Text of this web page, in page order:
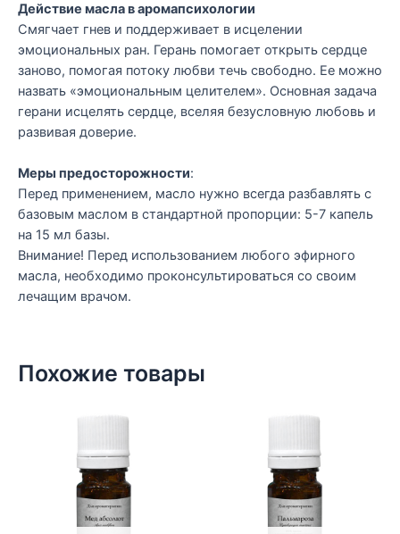
Действие масла в аромапсихологии
Смягчает гнев и поддерживает в исцелении
эмоциональных ран. Герань помогает открыть сердце
заново, помогая потоку любви течь свободно. Ее можно
назвать «эмоциональным целителем». Основная задача
герани исцелять сердце, вселяя безусловную любовь и
развивая доверие.
Меры предосторожности:
Перед применением, масло нужно всегда разбавлять с
базовым маслом в стандартной пропорции: 5-7 капель
на 15 мл базы.
Внимание! Перед использованием любого эфирного
масла, необходимо проконсультироваться со своим
лечащим врачом.
Похожие товары